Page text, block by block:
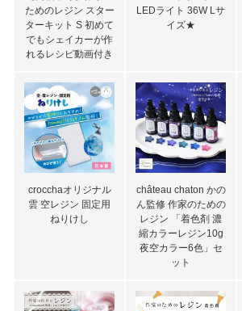
ためのレジン スター
ターキット S 初めて
でもシェイカーが作
れるレシピ動画付き
LEDライト 36W Lサ
イズ★
crocchaオリジナル
雲 空レジン 固定用
ねりけし
château chaton かの
ん監修 作家のための
レジン 「着色剤 濃
縮カラーレジン10g
夜空カラー6色」セ
ット